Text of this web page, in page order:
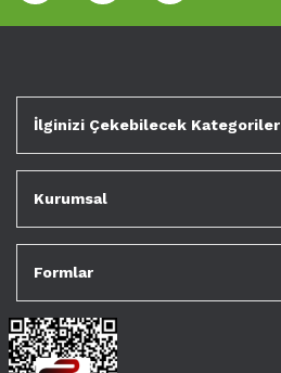
İlginizi Çekebilecek Kategoriler
Kurumsal
Formlar